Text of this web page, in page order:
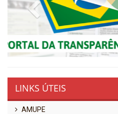
Previous
LINKS ÚTEIS
AMUPE